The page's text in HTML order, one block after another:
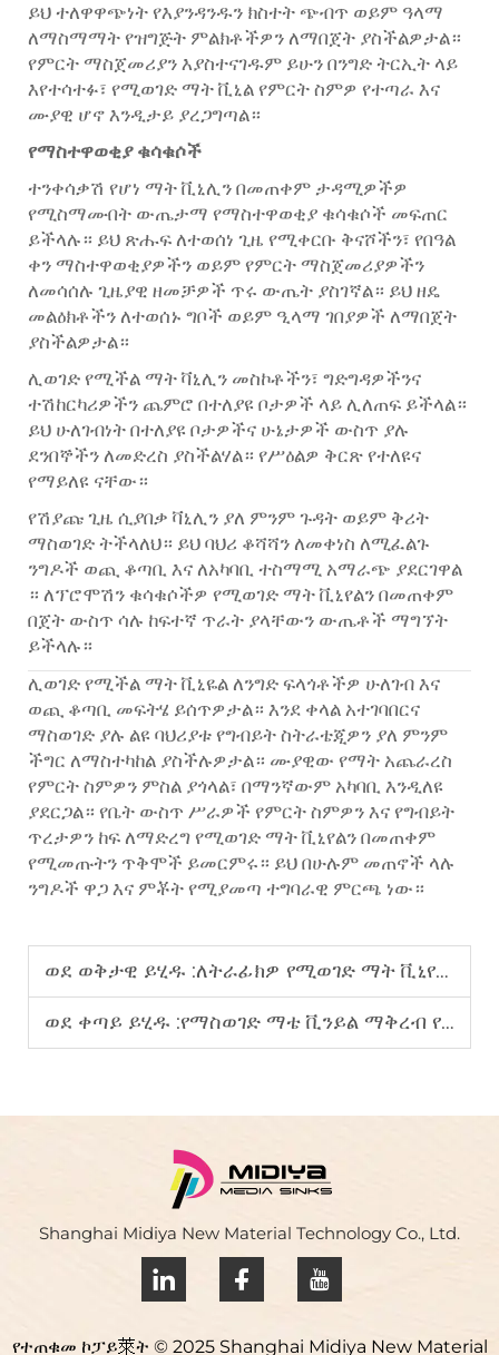
ይህ ተለዋዋጭነት የእያንዳንዱን ክስተት ጭብጥ ወይም ዓላማ
ለማስማማት የዝግጅት ምልክቶችዎን ለማበጀት ያስችልዎታል።
የምርት ማስጀመሪያን እያስተናገዱም ይሁን በንግድ ትርኢት ላይ
እየተሳተፉ፣ የሚወገድ ማት ቪኒል የምርት ስምዎ የተጣራ እና
ሙያዊ ሆኖ እንዲታይ ያረጋግጣል።
የማስተዋወቂያ ቁሳቁሶች
ተንቀሳቃሽ የሆነ ማት ቪኒሊን በመጠቀም ታዳሚዎችዎ
የሚስማሙበት ውጤታማ የማስተዋወቂያ ቁሳቁሶች መፍጠር
ይችላሉ። ይህ ጽሑፍ ለተወሰነ ጊዜ የሚቀርቡ ቅናሾችን፣ የበዓል
ቀን ማስተዋወቂያዎችን ወይም የምርት ማስጀመሪያዎችን
ለመሳሰሉ ጊዜያዊ ዘመቻዎች ጥሩ ውጤት ያስገኛል። ይህ ዘዴ
መልዕክቶችን ለተወሰኑ ግቦች ወይም ዒላማ ገበያዎች ለማበጀት
ያስችልዎታል።
ሊወገድ የሚችል ማት ቫኒሊን መስኮቶችን፣ ግድግዳዎችንና
ተሽከርካሪዎችን ጨምሮ በተለያዩ ቦታዎች ላይ ሊለጠፍ ይችላል።
ይህ ሁለገብነት በተለያዩ ቦታዎችና ሁኔታዎች ውስጥ ያሉ
ደንበኞችን ለመድረስ ያስችልሃል። የሥዕልዎ ቅርጽ የተለዩና
የማይለዩ ናቸው።
የሽያጩ ጊዜ ሲያበቃ ቫኒሊን ያለ ምንም ጉዳት ወይም ቅሪት
ማስወገድ ትችላለህ። ይህ ባህሪ ቆሻሻን ለመቀነስ ለሚፈልጉ
ንግዶች ወጪ ቆጣቢ እና ለአካባቢ ተስማሚ አማራጭ ያደርገዋል
። ለፕሮሞሽን ቁሳቁሶችዎ የሚወገድ ማት ቪኒየልን በመጠቀም
በጀት ውስጥ ሳሉ ከፍተኛ ጥራት ያላቸውን ውጤቶች ማግኘት
ይችላሉ።
ሊወገድ የሚችል ማት ቪኒዬል ለንግድ ፍላጎቶችዎ ሁለገብ እና
ወጪ ቆጣቢ መፍትሄ ይሰጥዎታል። እንደ ቀላል አተገባበርና
ማስወገድ ያሉ ልዩ ባህሪያቱ የግብይት ስትራቴጂዎን ያለ ምንም
ችግር ለማስተካከል ያስችሉዎታል። ሙያዊው የማት አጨራረስ
የምርት ስምዎን ምስል ያጎላል፣ በማንኛውም አካባቢ እንዲለዩ
ያደርጋል። የቤት ውስጥ ሥራዎች የምርት ስምዎን እና የግብይት
ጥረታዎን ከፍ ለማድረግ የሚወገድ ማት ቪኒየልን በመጠቀም
የሚመጡትን ጥቅሞች ይመርምሩ። ይህ በሁሉም መጠኖች ላሉ
ንግዶች ዋጋ እና ምቾት የሚያመጣ ተግባራዊ ምርጫ ነው።
ወደ ወቅታዊ ይሂዱ :ለትራፊክዎ የሚወገድ ማት ቪኒየል ለማግኘት የመጨረሻው መመሪያ
ወደ ቀጣይ ይሂዱ :የማስወገድ ማቴ ቪንይል ማቅረብ የሚያስችል ሙሉ መመሪያ
Shanghai Midiya New Material Technology Co., Ltd.
የተጠቁመ ኮፓይ萊ት © 2025 Shanghai Midiya New Material